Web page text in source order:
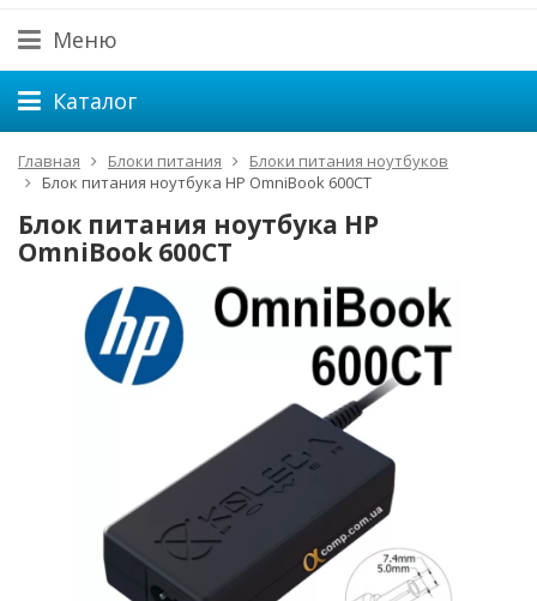
Меню
Каталог
Главная Блоки питания
Блоки питания ноутбуков
Блок питания ноутбука HP OmniBook 600CT
Блок питания ноутбука HP
OmniBook 600CT